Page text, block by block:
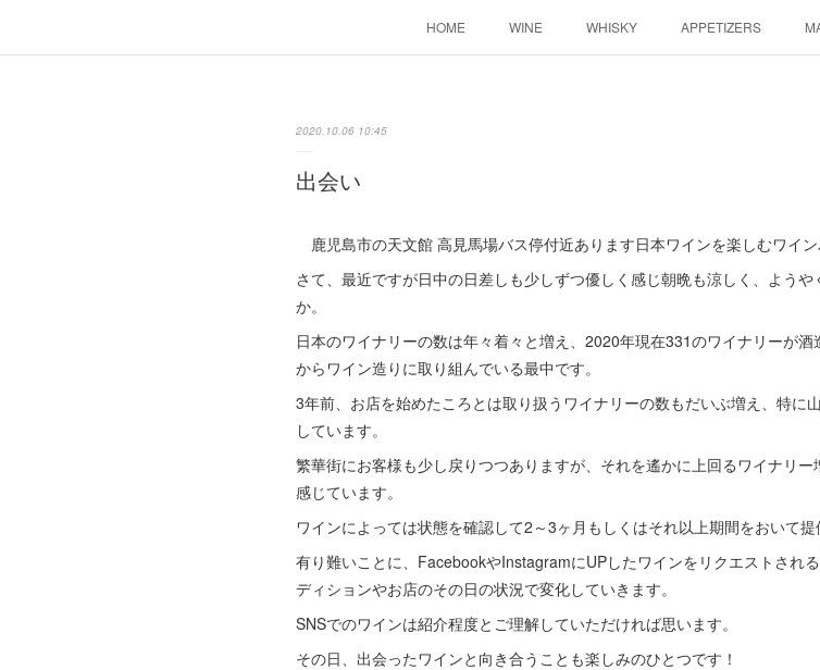
HOME WINE WHISKY APPETIZERS
2020.10.06 10:45
出会い
鹿児島市の天文館 高見馬場バス停付近あります日本ワインを楽しむワイ
さて、最近ですが日中の日差しも少しずつ優しく感じ朝晩も涼しく、よう
か。
日本のワイナリーの数は年々着々と増え、2020年現在331のワイナリーが
からワイン造りに取り組んでいる最中です。
3年前、お店を始めたころとは取り扱うワイナリーの数もだいぶ増え、特に
しています。
繁華街にお客様も少し戻りつつありますが、それを遙かに上回るワイナリ
感じています。
ワインによっては状態を確認して2～3ヶ月もしくはそれ以上期間をおいて提
有り難いことに、FacebookやInstagramにUPしたワインをリクエストされ
ディションやお店のその日の状況で変化していきます。
SNSでのワインは紹介程度とご理解していただければ思います。
その日、出会ったワインと向き合うことも楽しみのひとつです！